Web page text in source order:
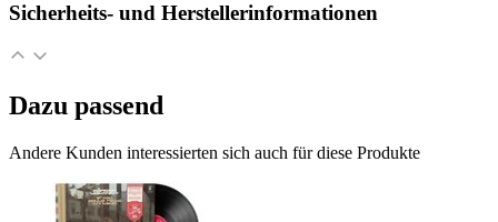
Sicherheits- und Herstellerinformationen
Dazu passend
Andere Kunden interessierten sich auch für diese Produkte